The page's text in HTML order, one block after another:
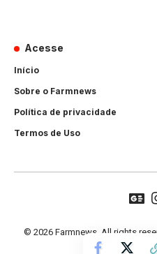
Acesse
Início
Sobre o Farmnews
Política de privacidade
Termos de Uso
© 2026 Farmnews. All rights
Hands